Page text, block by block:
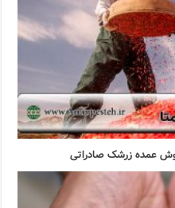
عمده زرشک صادراتی